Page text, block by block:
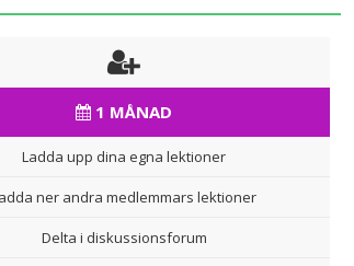
1 MÅNAD
Ladda upp dina egna lektioner
ner andra medlemmars lektioner
Delta i diskussionsforum